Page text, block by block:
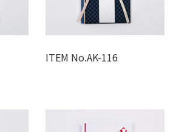
ITEM No.AK-116